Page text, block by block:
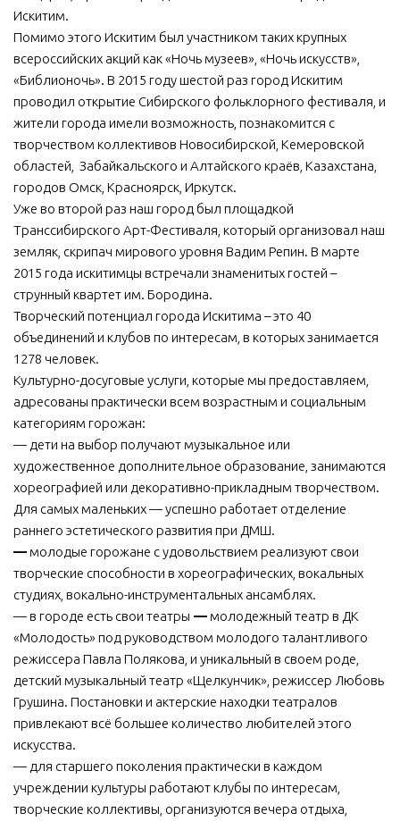
Искитим.
Помимо этого Искитим был участником таких крупных
всероссийских акций как «Ночь музеев», «Ночь искусств»,
«Библионочь». В 2015 году шестой раз город Искитим
проводил открытие Сибирского фольклорного фестиваля, и
жители города имели возможность, познакомится с
творчеством коллективов Новосибирской, Кемеровской
областей, Забайкальского и Алтайского краёв, Казахстана,
городов Омск, Красноярск, Иркутск.
Уже во второй раз наш город был площадкой
Транссибирского Арт-Фестиваля, который организовал наш
земляк, скрипач мирового уровня Вадим Репин. В марте
2015 года искитимцы встречали знаменитых гостей –
струнный квартет им. Бородина.
Творческий потенциал города Искитима – это 40
объединений и клубов по интересам, в которых занимается
1278 человек.
Культурно-досуговые услуги, которые мы предоставляем,
адресованы практически всем возрастным и социальным
категориям горожан:
— дети на выбор получают музыкальное или
художественное дополнительное образование, занимаются
хореографией или декоративно-прикладным творчеством.
Для самых маленьких — успешно работает отделение
раннего эстетического развития при ДМШ.
— молодые горожане с удовольствием реализуют свои
творческие способности в хореографических, вокальных
студиях, вокально-инструментальных ансамблях.
— в городе есть свои театры — молодежный театр в ДК
«Молодость» под руководством молодого талантливого
режиссера Павла Полякова, и уникальный в своем роде,
детский музыкальный театр «Щелкунчик», режиссер Любовь
Грушина. Постановки и актерские находки театралов
привлекают всё большее количество любителей этого
искусства.
— для старшего поколения практически в каждом
учреждении культуры работают клубы по интересам,
творческие коллективы, организуются вечера отдыха,